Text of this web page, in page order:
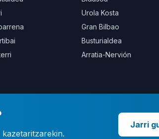
Urola Kosta
Gran Bilbao
Busturialdea
Arratia-Nervión
Jarri